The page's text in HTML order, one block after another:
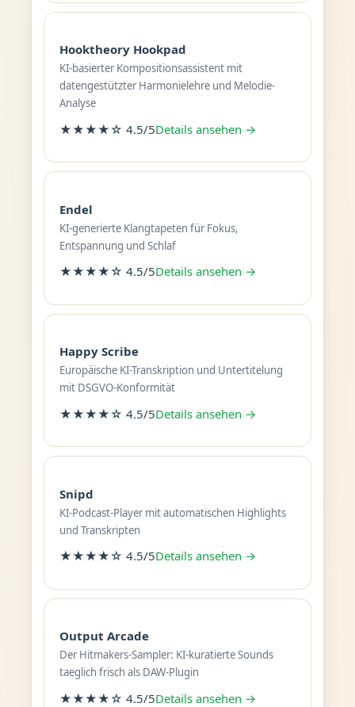
Hooktheory Hookpad
KI-basierter Kompositionsassistent mit
datengestützter Harmonielehre und Melodie-
Analyse
★★★★☆ 4.5/5Details ansehen →
Endel
KI-generierte Klangtapeten für Fokus,
Entspannung und Schlaf
★★★★☆ 4.5/5Details ansehen →
Happy Scribe
Europäische KI-Transkription und Untertitelung
mit DSGVO-Konformität
★★★★☆ 4.5/5Details ansehen →
Snipd
KI-Podcast-Player mit automatischen Highlights
und Transkripten
★★★★☆ 4.5/5Details ansehen →
Output Arcade
Der Hitmakers-Sampler: KI-kuratierte Sounds
taeglich frisch als DAW-Plugin
★★★★☆ 4.5/5Details ansehen →